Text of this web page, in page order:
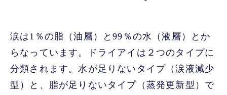
涙は1％の脂（油層）と99％の水（液層）とか
らなっています。ドライアイは２つのタイプに
分類されます。水が足りないタイプ（涙液減少
型）と、脂が足りないタイプ（蒸発更新型）で